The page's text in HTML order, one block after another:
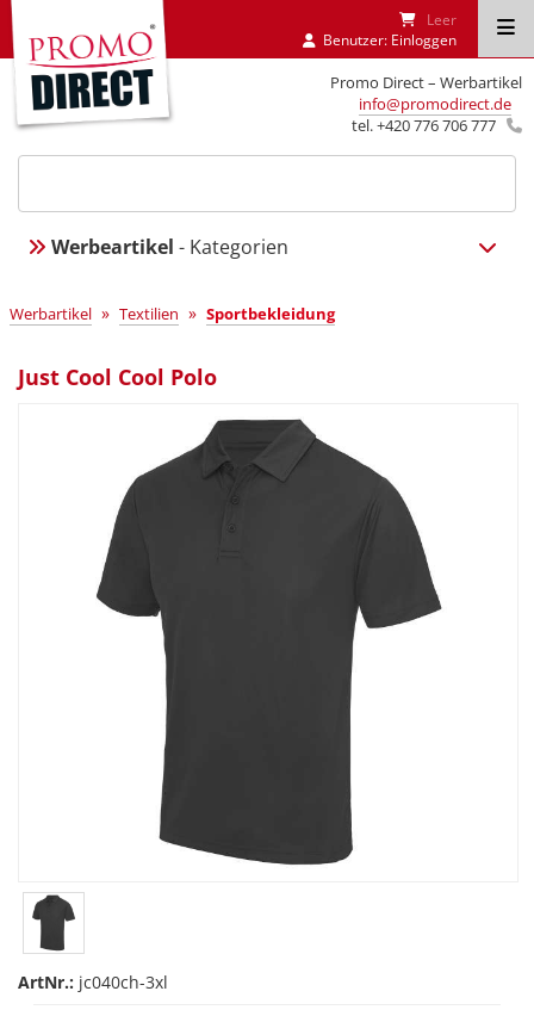
Promo Direct – Werbartikel
info@promodirect.de
tel. +420 776 706 777
Leer
Benutzer: Einloggen
Werbeartikel - Kategorien
Werbartikel » Textilien » Sportbekleidung
Just Cool Cool Polo
ArtNr.: jc040ch-3xl